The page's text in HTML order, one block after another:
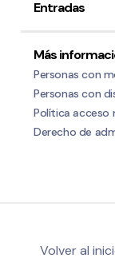
Entradas
Más
Personas con
Personas con
Política acceso
Derecho de
Volver al